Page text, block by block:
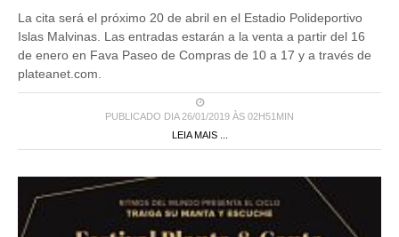
La cita será el próximo 20 de abril en el Estadio Polideportivo
Islas Malvinas. Las entradas estarán a la venta a partir del 16
de enero en Fava Paseo de Compras de 10 a 17 y a través de
plateanet.com.
PUBLICADO DIA 26/01/2019 ÀS 02H51MIN
LEIA MAIS ...